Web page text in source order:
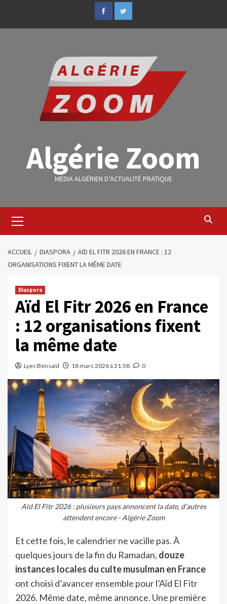
Algérie Zoom
MÉDIA ALGÉRIEN D’ACTUALITÉ PRATIQUE
ACCUEIL DIASPORA
AÏD EL FITR 2026 EN FRANCE : 12
ORGANISATIONS FIXENT LA MÊME DATE
Diaspora
Aïd El Fitr 2026 en France
: 12 organisations fixent
la même date
Lyes Bensaïd 18 mars 2026 à 21:58 0
Aïd El Fitr 2026 : plusieurs pays annoncent la date, d’autres
attendent encore - Algérie Zoom
Et cette fois, le calendrier ne vacille pas. À
quelques jours de la fin du Ramadan, douze
instances locales du culte musulman en France
ont choisi d’avancer ensemble pour l’Aïd El Fitr
2026. Même date, même annonce. Une première